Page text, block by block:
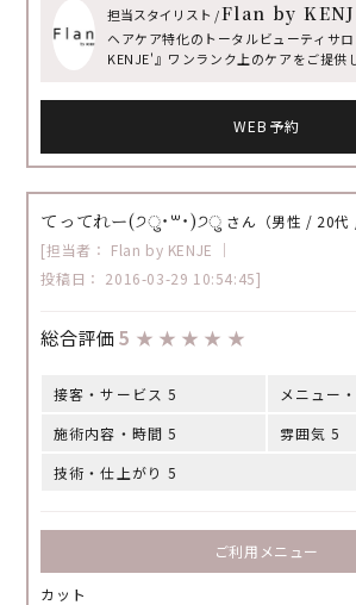
担当スタイリスト /Flan by
ヘアケア特化のトータルビューティサ
KENJE'』ワンランク上のケアをご提供
WEB予約
てってれー(੭ु˙꒳​˙)੭ु さん（男性 / 20代
[担当者： Flan by KENJE ｜
投稿日： 2016-03-29 10:54:45]
総合評価5 ★ ★ ★ ★ ★
接客・サービス 5
メニュー
施術内容・時間 5
雰囲気 5
技術・仕上がり 5
ご利用メニュー
カット